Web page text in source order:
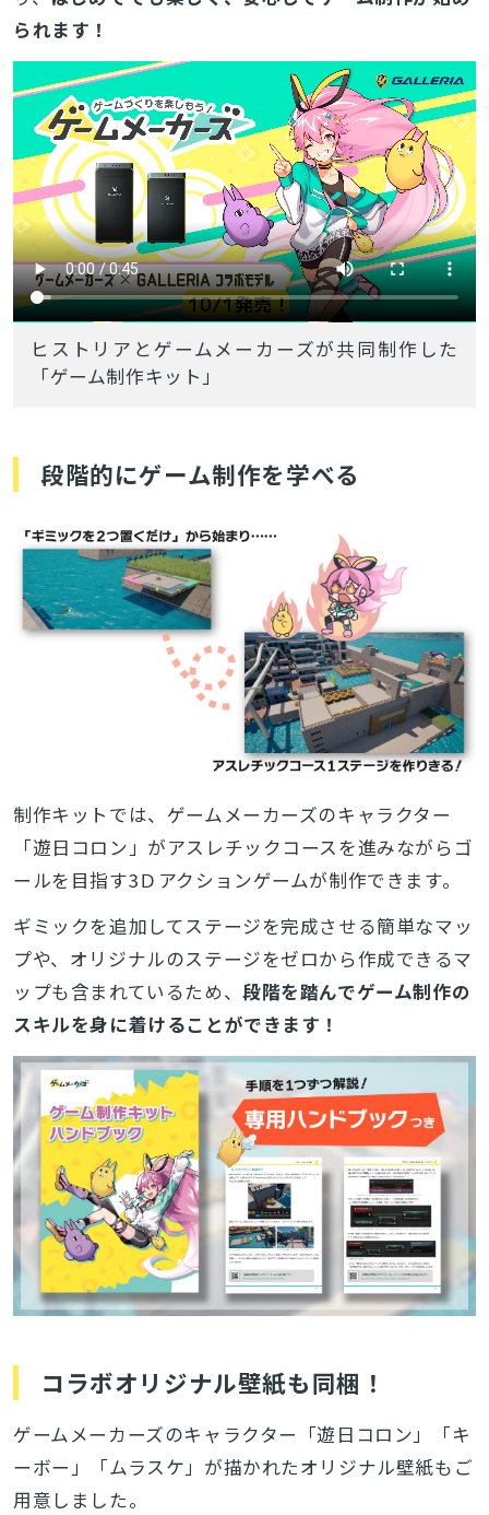
られます！
ヒストリアとゲームメーカーズが共同制作した
「ゲーム制作キット」
段階的にゲーム制作を学べる
制作キットでは、ゲームメーカーズのキャラクター
「遊日コロン」がアスレチックコースを進みながらゴ
ールを目指す3Ｄアクションゲームが制作できます。
ギミックを追加してステージを完成させる簡単なマッ
プや、オリジナルのステージをゼロから作成できるマ
ップも含まれているため、段階を踏んでゲーム制作の
スキルを身に着けることができます！
コラボオリジナル壁紙も同梱！
ゲームメーカーズのキャラクター「遊日コロン」「キ
ーボー」「ムラスケ」が描かれたオリジナル壁紙もご
用意しました。
検索